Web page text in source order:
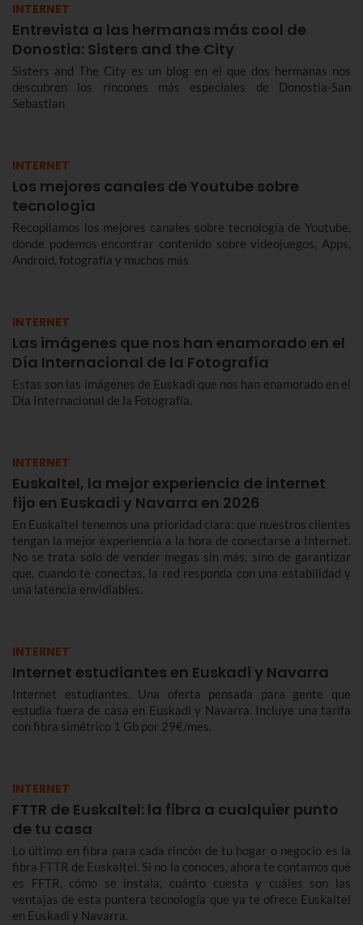
INTERNET
Entrevista a las hermanas más cool de
Donostia: Sisters and the City
Sisters and The City es un blog en el que dos hermanas nos
descubren los rincones más especiales de Donostia-San
Sebastian
INTERNET
Los mejores canales de Youtube sobre
tecnología
Recopilamos los mejores canales sobre tecnología de Youtube,
donde podemos encontrar contenido sobre videojuegos, Apps,
Android, fotografía y muchos más
INTERNET
Las imágenes que nos han enamorado en el
Día Internacional de la Fotografía
Estas son las imágenes de Euskadi que nos han enamorado en el
Día Internacional de la Fotografía.
INTERNET
Euskaltel, la mejor experiencia de internet
fijo en Euskadi y Navarra en 2026
En Euskaltel tenemos una prioridad clara: que nuestros clientes
tengan la mejor experiencia a la hora de conectarse a Internet.
No se trata solo de vender megas sin más, sino de garantizar
que, cuando te conectas, la red responda con una estabilidad y
una latencia envidiables.
INTERNET
Internet estudiantes en Euskadi y Navarra
Internet estudiantes. Una oferta pensada para gente que
estudia fuera de casa en Euskadi y Navarra. Incluye una tarifa
con fibra simétrico 1 Gb por 29€/mes.
INTERNET
FTTR de Euskaltel: la fibra a cualquier punto
de tu casa
Lo último en fibra para cada rincón de tu hogar o negocio es la
fibra FTTR de Euskaltel. Si no la conoces, ahora te contamos qué
es FFTR, cómo se instala, cuánto cuesta y cuáles son las
ventajas de esta puntera tecnología que ya te ofrece Euskaltel
en Euskadi y Navarra.